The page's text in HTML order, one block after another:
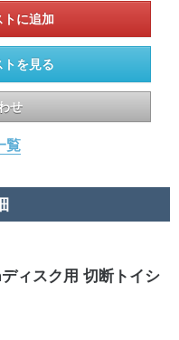
を見る
せ
覧
ィスク用 切断トイシ